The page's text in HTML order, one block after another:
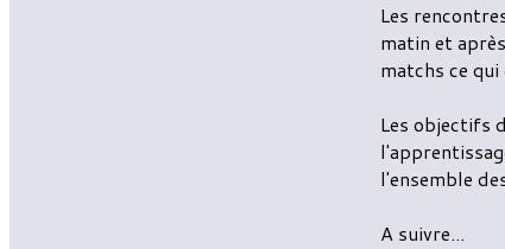
Les
matin et
matchs ce
Les objectifs
l'ensemble
A suivre...